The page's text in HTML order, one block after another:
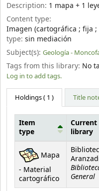
Description: 1 mapa + 1
Content type:
Imagen (cartográfica ; fija
type: sin mediación
Subject(s): Geología -
Tags from this library: No
Log in to add tags.
Holdings( 1 ) Title
Holdings
Item
type
Current
library
Mapa
- Material
cartográfico
General